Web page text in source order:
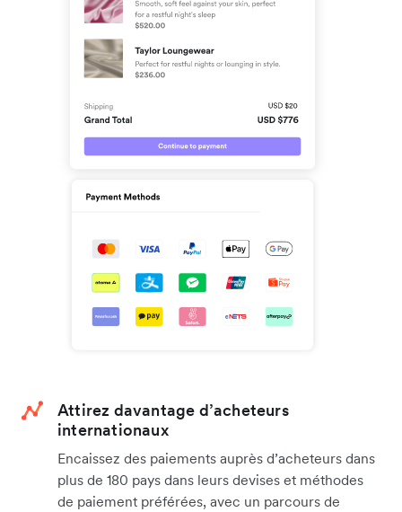
Attirez davantage d’acheteurs
internationaux
Encaissez des paiements auprès d’acheteurs dans
plus de 180 pays dans leurs devises et méthodes
de paiement préférées, avec un parcours de